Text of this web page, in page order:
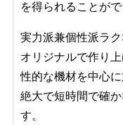
を得られることがで
実力派兼個性派ラ
オリジナルで作り
性的な機材を中心
絶大で短時間で確
す。